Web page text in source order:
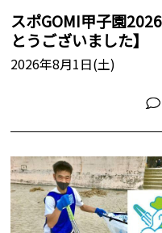
スポGOMI甲子園
とうございました】
2026年8月1日(土)